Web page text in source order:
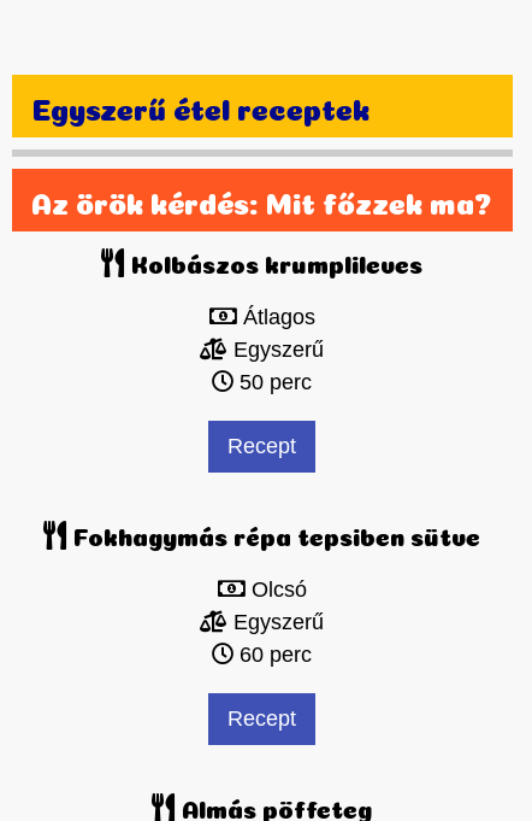
Egyszerű étel receptek
Az örök kérdés: Mit főzzek ma?
Kolbászos krumplileves
Átlagos
Egyszerű
50 perc
Recept
Fokhagymás répa tepsiben sütve
Olcsó
Egyszerű
60 perc
Recept
Almás pöffeteg